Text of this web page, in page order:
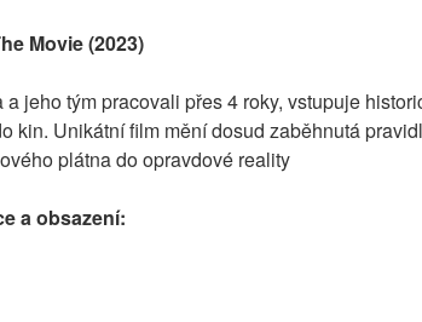
Movie (2023)
jeho tým pracovali přes 4 roky, vstupuje
kin. Unikátní film mění dosud zaběhnutá
plátna do opravdové reality
a obsazení: